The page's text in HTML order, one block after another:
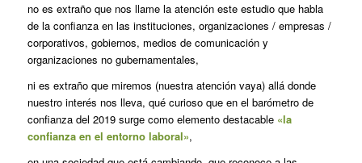
no es extraño que nos llame la atención este estudio que habla
de la confianza en las instituciones, organizaciones / empresas /
corporativos, gobiernos, medios de comunicación y
organizaciones no gubernamentales,
ni es extraño que miremos (nuestra atención vaya) allá donde
nuestro interés nos lleva, qué curioso que en el barómetro de
confianza del 2019 surge como elemento destacable «la
confianza en el entorno laboral»,